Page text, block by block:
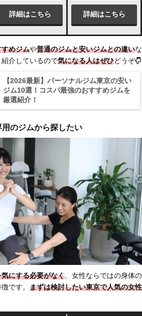
詳細はこちら 詳細はこちら
めジムや普通のジムと安いジムとの違いな
介しているので気になる人はぜひどうぞ
【2026最新】パーソナルジム東京の安い
ジム10選！コスパ最強のおすすめジムを
厳選紹介！
のジムから探したい
にする必要がなく 、女性ならではの身体の
です。 まずは検討したい東京で人気の女性